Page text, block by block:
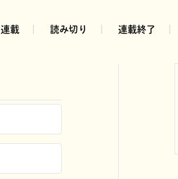
連載 読み切り 連載終了